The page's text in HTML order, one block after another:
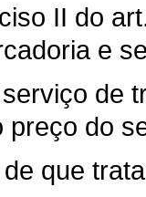
II do
e
de
preço do
que